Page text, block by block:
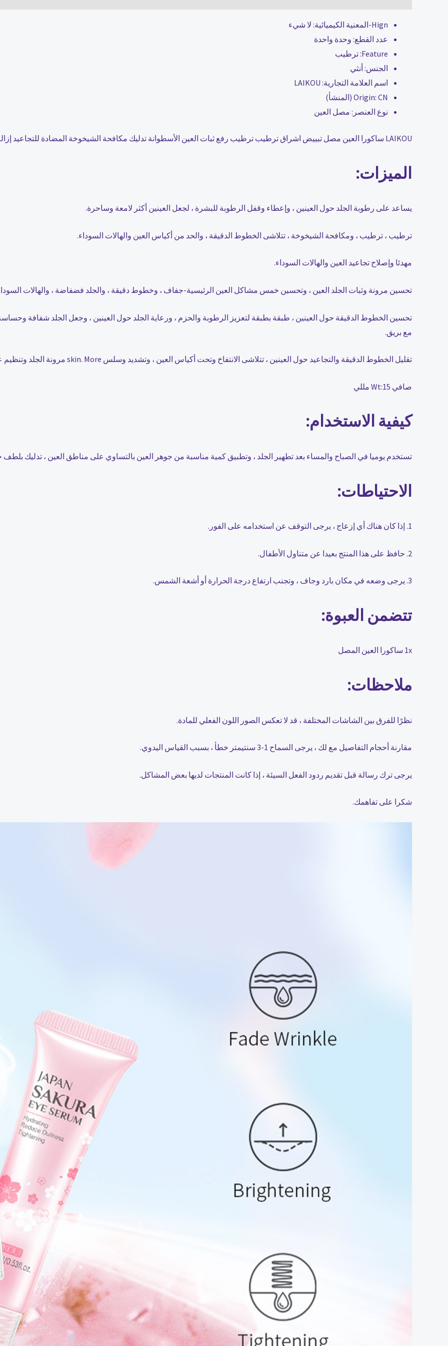
Hign-المعنية الكيميائية:
لا شيء
عدد القطع: وحدة واحدة
Feature: ترطيب
الجنس:أنثي
اسم العلامة التجارية: LAIKOU
Origin: CN (المنشأ)
نوع العنصر: مصل العين
LAIKOU ساكورا العين مصل تبييض اشراق ترطيب ترطيب رفع ثبات العين الأسطوانة تدليك مكافحة الشيخوخة المضادة للتجاعيد إزالة الهالات السوداء أكياس العين جوهر العين الرعاية 15 مللي
الميزات:
يساعد على رطوبة الجلد حول العينين ، وإعطاء وقفل الرطوبة للبشرة ، لجعل العينين أكثر لامعة وساحرة.
ترطيب ، ترطيب ، ومكافحة الشيخوخة ، تتلاشى الخطوط الدقيقة ، والحد من أكياس العين والهالات السوداء.
مهدئا وإصلاح تجاعيد العين والهالات السوداء.
تحسين مرونة وثبات الجلد العين ، وتحسين خمس مشاكل العين الرئيسية-جفاف ، وخطوط دقيقة ، والجلد فضفاضة ، والهالات
تحسين الخطوط الدقيقة حول العينين ، طبقة بطبقة لتعزيز الرطوبة والحزم ، ورعاية الجلد حول العينين ، وجعل الجلد شفافة
مع بريق.
تقليل الخطوط الدقيقة والتجاعيد حول العينين ، تتلاشى الانتفاخ وتحت أكياس العين ، وتشديد وسلس skin. More مرونة الجلد وتنظيم عملية التمثيل الغذائي للبشرة والبشرة.
صافي Wt:15 مللي
كيفية الاستخدام:
تستخدم يوميا في الصباح والمساء بعد تطهير الجلد ، وتطبيق كمية مناسبة من جوهر العين بالتساوي على مناطق العين ، تدليك
الاحتياطات:
1. إذا كان هناك أي إزعاج ، يرجى التوقف عن استخدامه على الفور.
2. حافظ على هذا المنتج بعيدا عن متناول الأطفال.
3. يرجى وضعه في مكان بارد وجاف ، وتجنب ارتفاع درجة الحرارة أو أشعة الشمس.
تتضمن العبوة:
1x ساكورا العين المصل
ملاحظات:
نظرًا للفرق بين الشاشات المختلفة ، قد لا تعكس الصور اللون الفعلي للمادة.
مقارنة أحجام التفاصيل مع لك ، يرجى السماح 1-3 سنتيمتر خطأ ، بسبب القياس اليدوي.
يرجى ترك رسالة قبل تقديم ردود الفعل السيئة ، إذا كانت المنتجات لديها بعض المشاكل.
شكرا على تفاهمك.